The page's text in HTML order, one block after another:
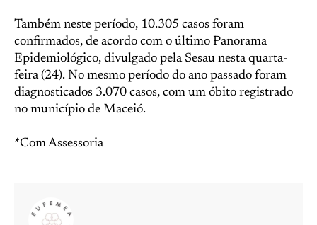
Também neste período, 10.305 casos foram
confirmados, de acordo com o último Panorama
Epidemiológico, divulgado pela Sesau nesta quarta-
feira (24). No mesmo período do ano passado foram
diagnosticados 3.070 casos, com um óbito registrado
no município de Maceió.
*Com Assessoria